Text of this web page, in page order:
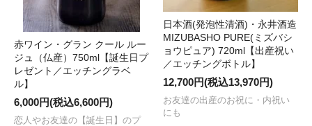
赤ワイン・グラン クール ルー
ジュ（仏産）750ml【誕生日プ
レゼント／エッチングラベ
ル】
6,000円(税込6,600円)
恋人やお友達の【誕生日】のプ
日本酒(発泡性清酒)・永井酒造
MIZUBASHO PURE(ミズバシ
ョウピュア) 720ml【出産祝い
／エッチングボトル】
12,700円(税込13,970円)
お友達の出産のお祝に・内祝い
にも